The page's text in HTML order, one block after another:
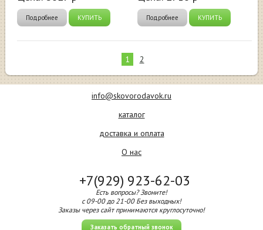
Подробнее КУПИТЬ Подробнее КУПИТЬ
1 2
info@skovorodavok.ru
каталог
доставка и оплата
О нас
+7(929) 923-62-03
Есть вопросы? Звоните!
с 09-00 до 21-00 Без выходных!
Заказы через сайт принимаются круглосуточно!
Заказать обратный звонок